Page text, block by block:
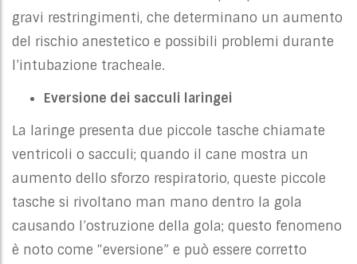
gravi restringimenti, che determinano un aumento
del rischio anestetico e possibili problemi durante
l’intubazione tracheale.
Eversione dei sacculi laringei
La laringe presenta due piccole tasche chiamate
ventricoli o sacculi; quando il cane mostra un
aumento dello sforzo respiratorio, queste piccole
tasche si rivoltano man mano dentro la gola
causando l’ostruzione della gola; questo fenomeno
è noto come “eversione” e può essere corretto